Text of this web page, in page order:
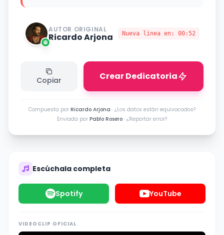
AUTOR ORIGINAL
Ricardo Arjona Nueva línea en: 00:52
Copiar Crear Dedicatoria
Compuesta por Ricardo Arjona · ¿Los datos están equivocados?
Enviada por Pablo Rosero · ¿Reportar error?
Escúchala completa
Spotify YouTube
VIDEOCLIP OFICIAL